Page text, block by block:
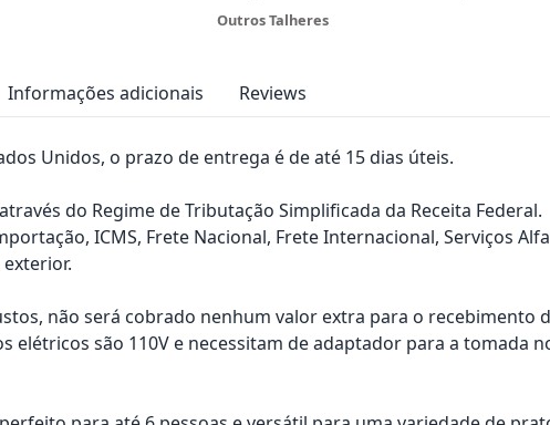
Outros Talheres
Informações adicionais Reviews
Unidos, o prazo de entrega é de até 15 dias úteis.
do Regime de Tributação Simplificada da Receita Federal.
ICMS, Frete Nacional, Frete Internacional, Serviços
não será cobrado nenhum valor extra para o recebimento
elétricos são 110V e necessitam de adaptador para a tomada